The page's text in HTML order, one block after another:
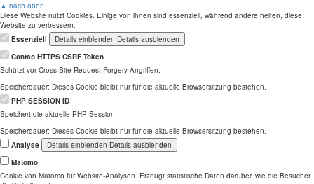
▲ nach oben
Diese Website nutzt Cookies. Einige von ihnen sind essenziell, während andere helfen, diese
Website zu verbessern.
Essenziell
Details einblenden Details ausblenden
Contao HTTPS CSRF Token
Schützt vor Cross-Site-Request-Forgery Angriffen.
Speicherdauer: Dieses Cookie bleibt nur für die aktuelle Browsersitzung bestehen.
PHP SESSION ID
Speichert die aktuelle PHP-Session.
Speicherdauer: Dieses Cookie bleibt nur für die aktuelle Browsersitzung bestehen.
Analyse
Details einblenden Details ausblenden
Matomo
Cookie von Matomo für Website-Analysen. Erzeugt statistische Daten darüber, wie die Besucher